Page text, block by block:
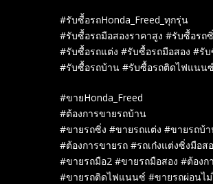
#รับซื้อรถHonda_Freed_ทุกรุ่น
#รับซื้อรถมือสองราคาสูง #รับซื้อรถ
#รับซื้อรถแต่ง #รับซื้อรถมือสอง #รั
#รับซื้อรถบ้าน #รับซื้อรถติดไฟแนน
#ขายHonda_Freed
#ต้องการขายรถบ้าน
#ขายรถซิ่ง #ขายรถแต่ง #ขายรถบ้
#ต้องการขายรถ #รถเก๋งแต่งซิ่งมือส
#ขายรถมือ2 #ขายรถมือสอง #ต้อง
#ขายรถติดไฟแนนซ์ #ขายรถผ่อนไ